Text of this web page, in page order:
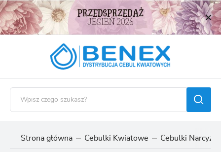
Strona główna Cebulki Kwiatowe Cebulki
USTAWIENIA REGIONALNE
Język
Waluta